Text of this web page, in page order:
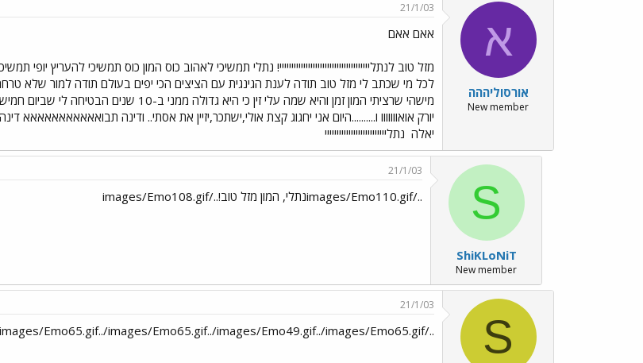
א
אורסוליההה
New member
21/1/03
אאם אאם
מזל טוב לנתליייייייייייייייייייייייייייייייייייייי! נתלי תמשיכי לאהוב כוס המון כוס תמשיכי
לכל מי שכתב לי מזל טוב תודה לענת הגינגית עם הציצים הכי יפים בעולם תודה למור שלא
יורק אואווווווו ו..........היום אני יחגוג קצת אולי,ישתכר,יזיין את אסתי.. ודינה
יאלה נתליייייייייייייייייייייייייי
S
ShiKLoNiT
New member
21/1/03
../images/Emo110.gifנתלי, המון מזל טוב!../images/Emo108.gif
S
21/1/03
../images/Emo49.gif../images/Emo65.gif../images/Emo65.gif../images/Emo49.gif../images/Emo65.gif